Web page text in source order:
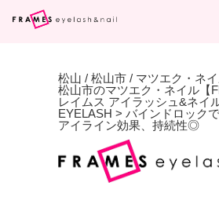
松山 / 松山市 / マツエク・ネ
松山市のマツエク・ネイル【
レイムス アイラッシュ&ネイ
EYELASH > バインドロック
アイライン効果、持続性◎